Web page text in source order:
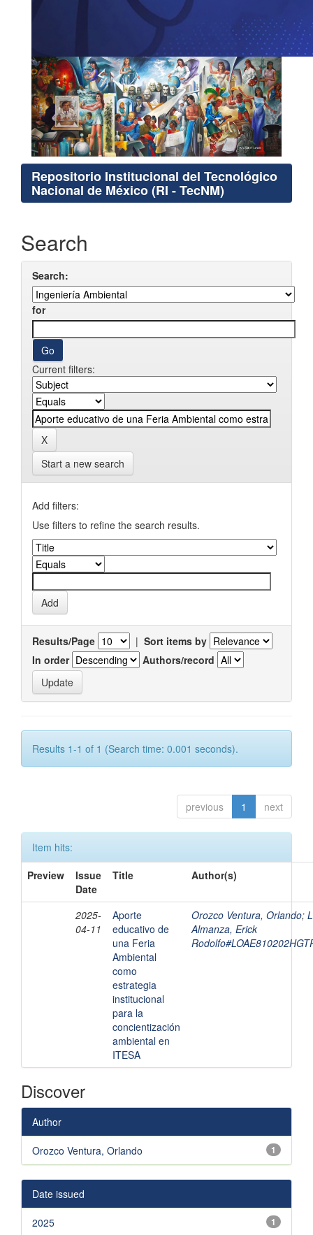
Repositorio Institucional del Tecnológico
Nacional de México (RI - TecNM)
Search
Search:
for
Current filters:
Start a new search
Add filters:
Use filters to refine the search results.
Results/Page | Sort items by
In order
Authors/record
Results 1-1 of 1 (Search time: 0.001 seconds).
previous 1 next
Item hits:
Preview
Issue
Date
Title Author(s)
2025-
04-11
Aporte
educativo de
una Feria
Ambiental
como
estrategia
institucional
para la
concientización
ambiental en
ITESA
Orozco Ventura, Orlando;
Almanza, Erick
Discover
Author
1
Orozco Ventura, Orlando
Date issued
1
2025